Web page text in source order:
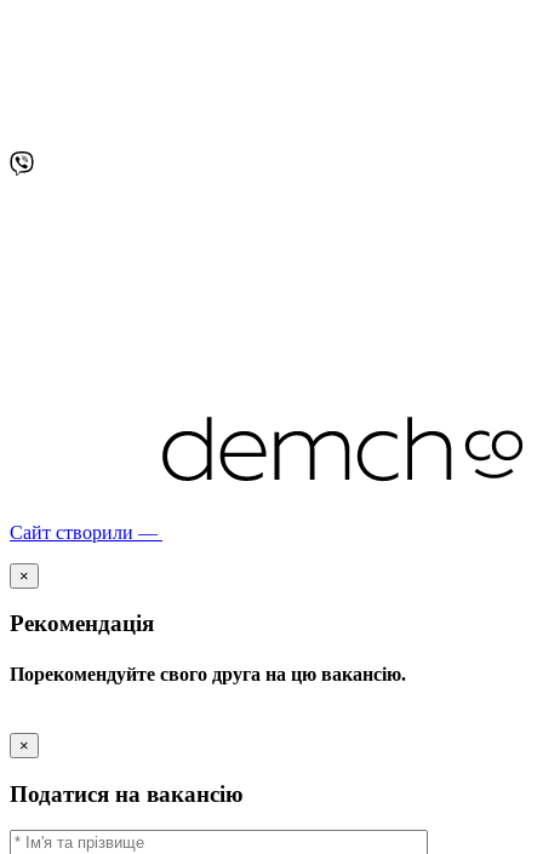
Сайт створили —
×
Рекомендація
Порекомендуйте свого друга на цю вакансію.
×
Податися на вакансію